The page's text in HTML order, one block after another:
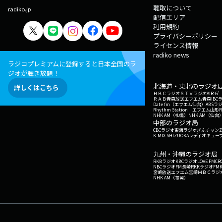
radiko.jp
ラジコプレミアムに登録すると日本全国のラ
ジオが聴き放題！
詳しくはこちら
聴取について
配信エリア
利用規約
プライバシーポリシー
ライセンス情報
radiko news
北海道・東北のラジオ
ＨＢＣラジオＳＴＶラジオAIR-G'
ＲＡＢ青森放送エフエム青森IBC
Date fm（エフエム仙台） ABSラ
Rhythm Station エフエム山形
NHK AM（札幌） NHK AM（仙台
中部のラジオ局
CBCラジオ東海ラジオぎふチャン
K-MIX SHIZUOKAレディオキュー
九州・沖縄のラジオ局
RKBラジオKBCラジオLOVE FM
NBCラジオFM長崎RKKラジオ
宮崎放送エフエム宮崎ＭＢＣラジ
NHK AM（福岡）